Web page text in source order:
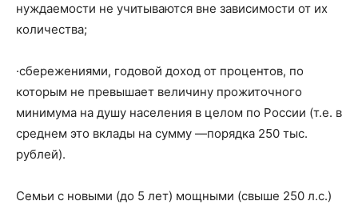
нуждаемости не учитываются вне зависимости от их
количества;
·сбережениями, годовой доход от процентов, по
которым не превышает величину прожиточного
минимума на душу населения в целом по России (т.е. в
среднем это вклады на сумму —порядка 250 тыс.
рублей).
Семьи с новыми (до 5 лет) мощными (свыше 250 л.с.)